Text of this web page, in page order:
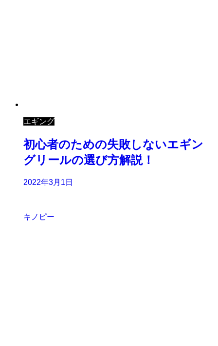
エギング
初心者のための失敗しないエギン
グリールの選び方解説！
2022年3月1日
キノピー